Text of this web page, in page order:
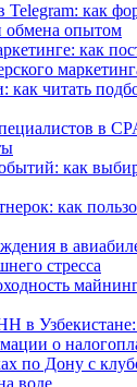
Telegram: как
обмена опытом
как
как читать
в
как
как
в
стресса
в
о
по Дону с
воде